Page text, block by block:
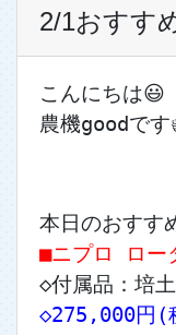
2/1おすす
こんにちは😃
農機goodです
本日のおすす
■ニプロ ロー
◇付属品：培
◇275,000円(